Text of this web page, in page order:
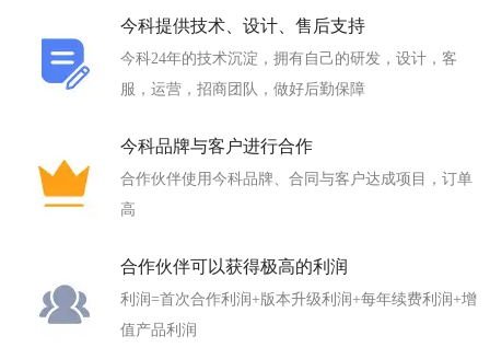
今科提供技术、设计、售后支持
今科24年的技术沉淀，拥有自己的研发，设计，客
服，运营，招商团队，做好后勤保障
今科品牌与客户进行合作
合作伙伴使用今科品牌、合同与客户达成项目，订单
高
合作伙伴可以获得极高的利润
利润=首次合作利润+版本升级利润+每年续费利润+增
值产品利润